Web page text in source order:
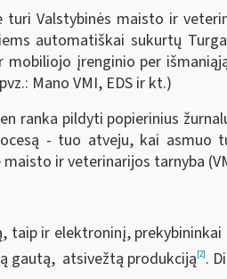
turi Valstybinės maisto ir
automatiškai sukurtų
įrenginio per
Mano VMI, EDS ir kt.)
ranka pildyti popierinius
- tuo atveju, kai
ir veterinarijos tarnyba
taip ir elektroninį,
gautą, atsivežtą produkciją [2] .